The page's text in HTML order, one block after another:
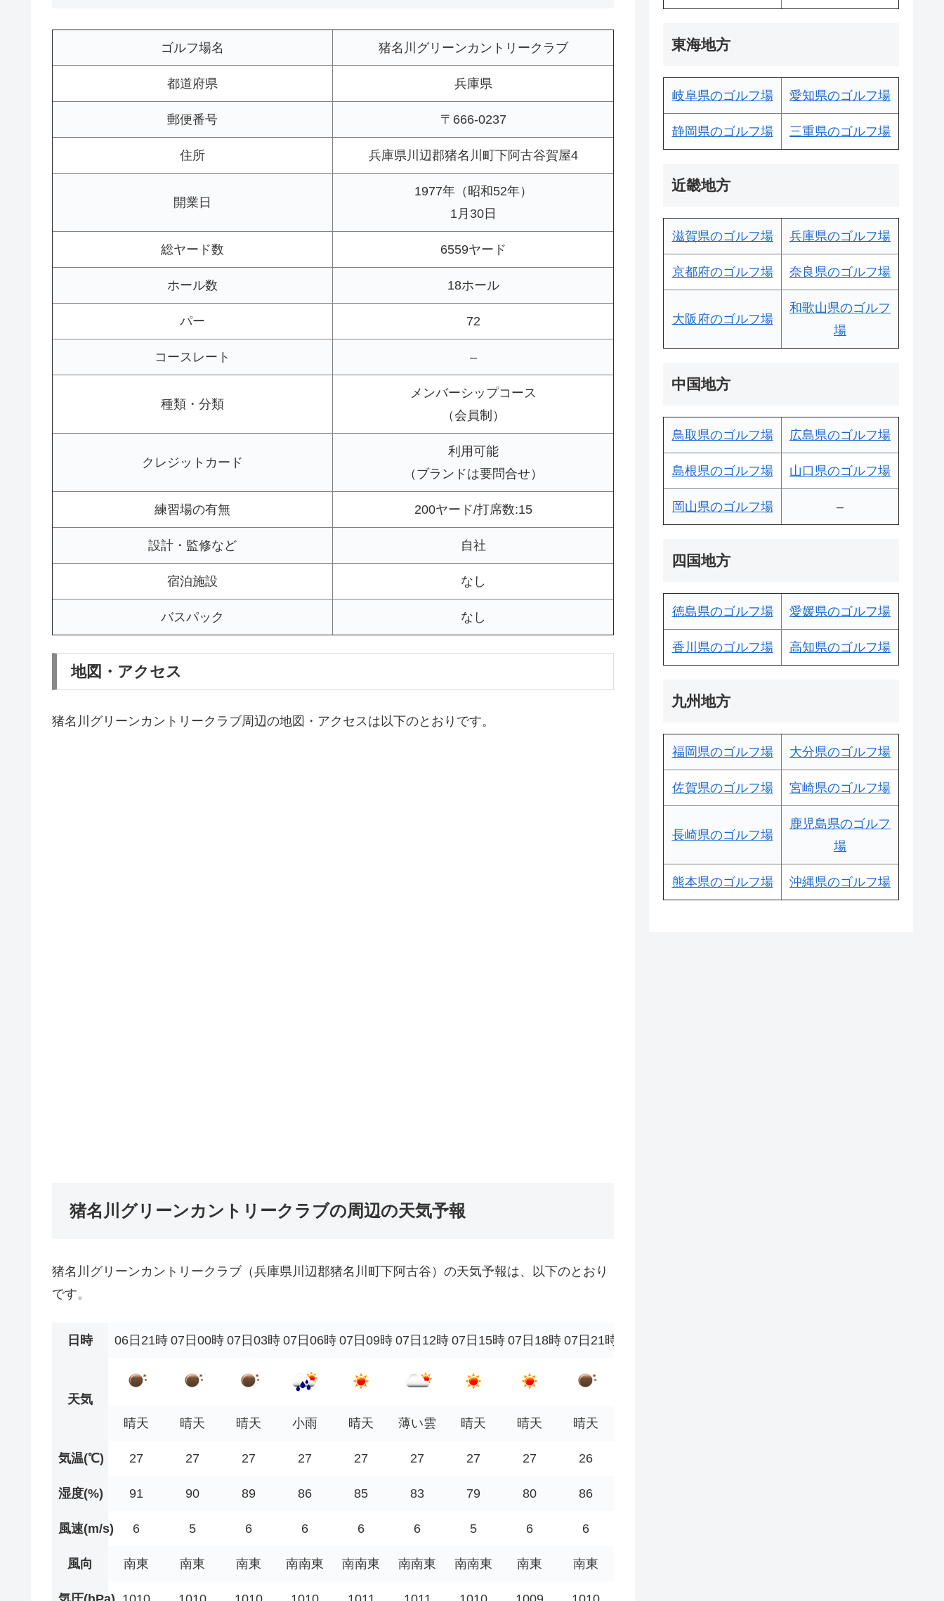
ゴルフ場名 猪名川グリーンカントリークラブ
都道府県 兵庫県
郵便番号 〒666-0237
住所 兵庫県川辺郡猪名川町下阿古谷賀屋4
開業日
1977年（昭和52年）
1月30日
総ヤード数 6559ヤード
ホール数 18ホール
パー 72
コースレート –
種類・分類
メンバーシップコース
（会員制）
クレジットカード
利用可能
（ブランドは要問合せ）
練習場の有無 200ヤード/打席数:15
設計・監修など 自社
宿泊施設 なし
バスパック なし
地図・アクセス
猪名川グリーンカントリークラブ周辺の地図・アクセスは以下のとおりです。
猪名川グリーンカントリークラブの周辺の天気予報
猪名川グリーンカントリークラブ（兵庫県川辺郡猪名川町下阿古谷）の天気予報は、以下のとおり
です。
日時 06日21時 07日00時 07日03時 07日06時 07日09時 07日12時 07日15時 07日18時 07日21時
天気
晴天
晴天 晴天 小雨 晴天 薄い雲 晴天 晴天 晴天
気温(℃) 27 27 27 27 27 27 27 27 26
湿度(%) 91 90 89 86 85 83 79 80 86
風速(m/s) 6 5 6 6 6 6 5 6 6
風向 南東 南東 南東 南南東 南南東 南南東 南南東 南東 南東
東海地方
岐阜県のゴルフ場 愛知県のゴルフ場
静岡県のゴルフ場 三重県のゴルフ場
近畿地方
滋賀県のゴルフ場 兵庫県のゴルフ場
京都府のゴルフ場 奈良県のゴルフ場
大阪府のゴルフ場
和歌山県のゴルフ
場
中国地方
鳥取県のゴルフ場 広島県のゴルフ場
島根県のゴルフ場 山口県のゴルフ場
岡山県のゴルフ場 –
四国地方
徳島県のゴルフ場 愛媛県のゴルフ場
香川県のゴルフ場 高知県のゴルフ場
九州地方
福岡県のゴルフ場 大分県のゴルフ場
佐賀県のゴルフ場 宮崎県のゴルフ場
長崎県のゴルフ場
鹿児島県のゴルフ
場
熊本県のゴルフ場 沖縄県のゴルフ場